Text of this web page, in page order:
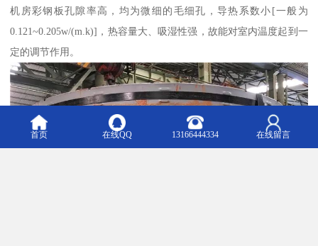
机房彩钢板孔隙率高，均为微细的毛细孔，导热系数小[一般为
0.121~0.205w/(m.k)]，热容量大、吸湿性强，故能对室内温度起到一
定的调节作用。
首页 在线QQ 13166444334 在线留言